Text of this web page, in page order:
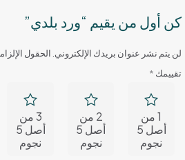
كن أول من يقيم “ورد بلدي”
لن يتم نشر عنوان بريدك الإلكتروني. الحقول
تقييمك *
1 من
أصل 5
نجوم
2 من
أصل 5
نجوم
3 من
أصل 5
نجوم